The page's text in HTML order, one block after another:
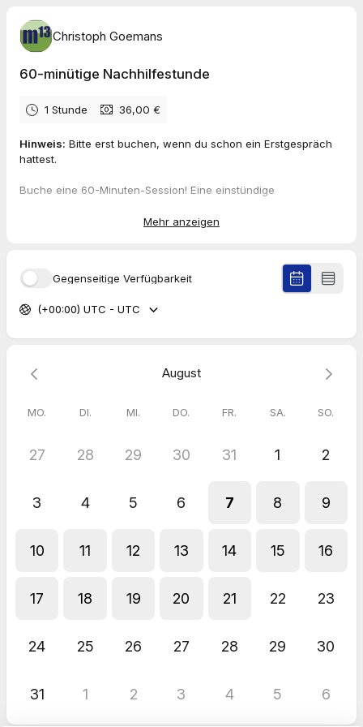
Christoph Goemans
60-minütige Nachhilfestunde
1 Stunde 36,00 €
Hinweis: Bitte erst buchen, wenn du schon ein Erstgespräch
hattest.
Buche eine 60-Minuten-Session! Eine einstündige
klären, Übungsaufgaben und Hausaufgaben zu besprechen.
Gerne darfst du mir vorab deine Aufgaben per mail an:
nachhilfe@mathehoch13.deschicken.
Einzelpreis: 36 Euro*
meiner mathehoch13-Lernplattform.
Mehr anzeigen
Gegenseitige Verfügbarkeit
(+00:00) UTC - UTC
August
MO. DI. MI. DO. FR. SA. SO.
27 28 29 30 31 1 2
3 4 5 6 7 8 9
10 11 12 13 14 15 16
17 18 19 20 21 22 23
24 25 26 27 28 29 30
31 1 2 3 4 5 6